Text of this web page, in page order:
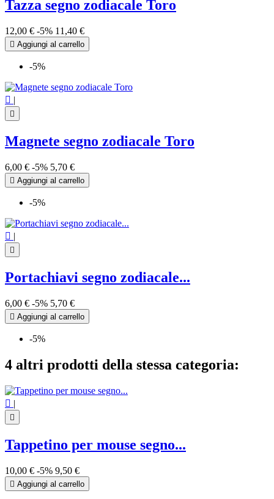
Tazza segno zodiacale Toro
12,00 € -5% 11,40 €
 Aggiungi al carrello
-5%
 |

Magnete segno zodiacale Toro
6,00 € -5% 5,70 €
 Aggiungi al carrello
-5%
 |

Portachiavi segno zodiacale...
6,00 € -5% 5,70 €
 Aggiungi al carrello
-5%
4 altri prodotti della stessa categoria:
 |

Tappetino per mouse segno...
10,00 € -5% 9,50 €
 Aggiungi al carrello